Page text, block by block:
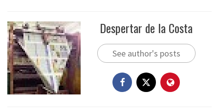
Despertar de la Costa
See author's posts